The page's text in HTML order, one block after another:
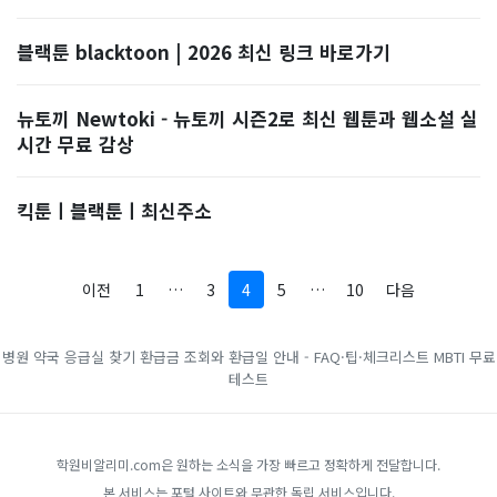
블랙툰 blacktoon | 2026 최신 링크 바로가기
뉴토끼 Newtoki - 뉴토끼 시즌2로 최신 웹툰과 웹소설 실
시간 무료 감상
킥툰ㅣ블랙툰ㅣ최신주소
이전 1 … 3 4 5 … 10 다음
병원 약국 응급실 찾기 환급금 조회와 환급일 안내 - FAQ·팁·체크리스트 MBTI 무료
테스트
학원비알리미.com은 원하는 소식을 가장 빠르고 정확하게 전달합니다.
본 서비스는 포털 사이트와 무관한 독립 서비스입니다.